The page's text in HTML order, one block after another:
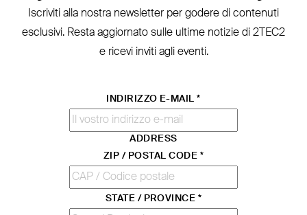
Iscriviti alla nostra new­sletter per godere di contenuti
esclusivi. Resta aggiornato sulle ultime notizie di 2TEC2
e ricevi inviti agli eventi.
INDIRIZZO E-MAIL*
ADDRESS
ZIP / POSTAL CODE *
STATE / PROVINCE *